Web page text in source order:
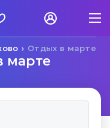
Отдых в марте
марте